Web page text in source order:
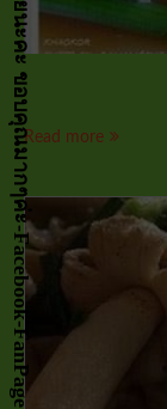
Read more